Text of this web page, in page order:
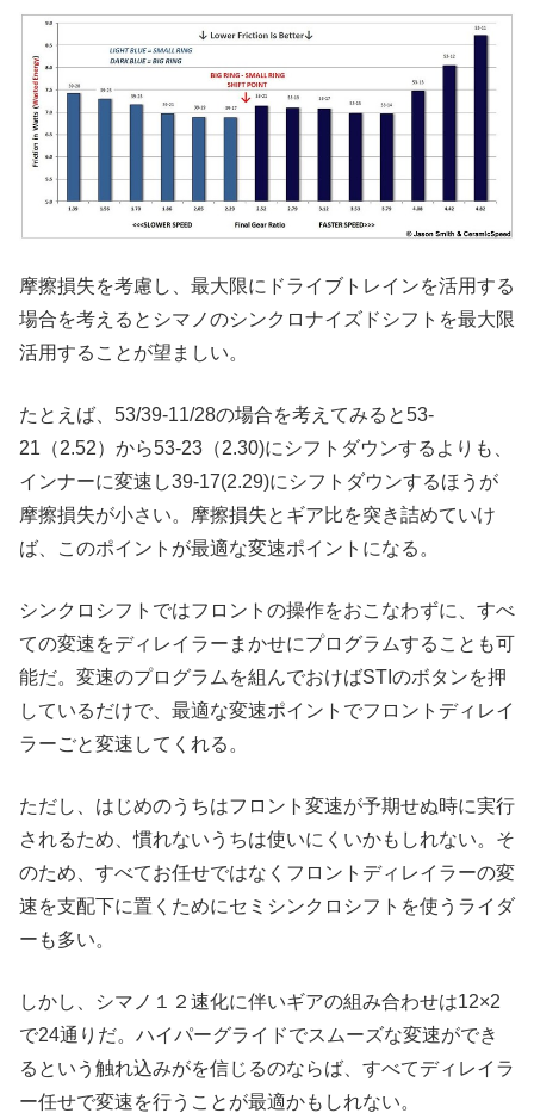
摩擦損失を考慮し、最大限にドライブトレインを活用する
場合を考えるとシマノのシンクロナイズドシフトを最大限
活用することが望ましい。
たとえば、53/39-11/28の場合を考えてみると53-
21（2.52）から53-23（2.30)にシフトダウンするよりも、
インナーに変速し39-17(2.29)にシフトダウンするほうが
摩擦損失が小さい。摩擦損失とギア比を突き詰めていけ
ば、このポイントが最適な変速ポイントになる。
シンクロシフトではフロントの操作をおこなわずに、すべ
ての変速をディレイラーまかせにプログラムすることも可
能だ。変速のプログラムを組んでおけばSTIのボタンを押
しているだけで、最適な変速ポイントでフロントディレイ
ラーごと変速してくれる。
ただし、はじめのうちはフロント変速が予期せぬ時に実行
されるため、慣れないうちは使いにくいかもしれない。そ
のため、すべてお任せではなくフロントディレイラーの変
速を支配下に置くためにセミシンクロシフトを使うライダ
ーも多い。
しかし、シマノ１２速化に伴いギアの組み合わせは12×2
で24通りだ。ハイパーグライドでスムーズな変速ができ
るという触れ込みがを信じるのならば、すべてディレイラ
ー任せで変速を行うことが最適かもしれない。